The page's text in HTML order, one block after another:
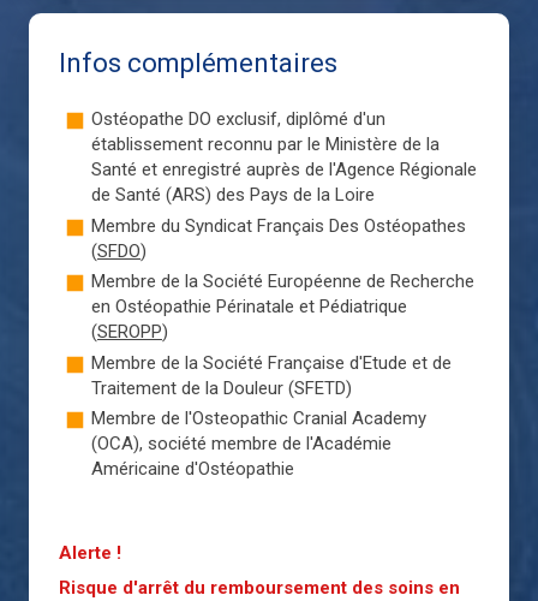
Infos complémentaires
Ostéopathe DO exclusif, diplômé d'un
établissement reconnu par le Ministère de la
Santé et enregistré auprès de l'Agence Régionale
de Santé (ARS) des Pays de la Loire
Membre du Syndicat Français Des Ostéopathes
(SFDO)
Membre de la Société Européenne de Recherche
en Ostéopathie Périnatale et Pédiatrique
(SEROPP)
Membre de la Société Française d'Etude et de
Traitement de la Douleur (SFETD)
Membre de l'Osteopathic Cranial Academy
(OCA), société membre de l'Académie
Américaine d'Ostéopathie
Alerte !
Risque d'arrêt du remboursement des soins en